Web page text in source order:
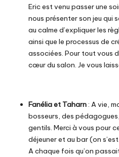
Eric est venu passer une
nous présenter son jeu qui
au calme d’expliquer les
ainsi que le processus de
associées. Pour tout vous
cœur du salon. Je vous
Fanélia et Taharn: A vie,
bosseurs, des
gentils. Merci à vous pour
déjeuner et au bar (on
A chaque fois qu’on